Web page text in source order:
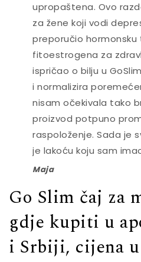
upropaštena. Ovo
za žene koji vodi
preporučio hormonsku
fitoestrogena za
ispričao o bilju u
i normalizira
nisam očekivala tako
proizvod potpuno
raspoloženje. Sada je
je lakoću koju sam
Maja
Go Slim čaj za
gdje kupiti u
i Srbiji, cijena